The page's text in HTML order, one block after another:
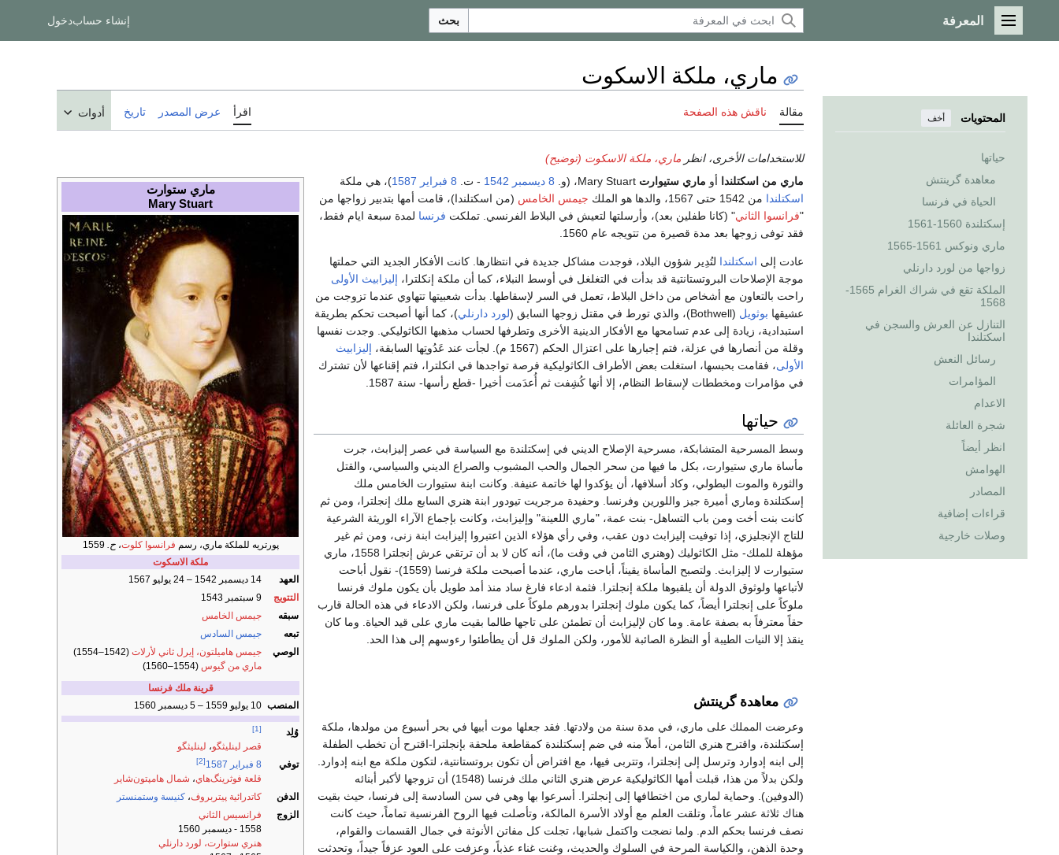
القائمة الرئيسية
المعرفة بحث إنشاء حسابدخول
المحتويات أخف
حياتها
معاهدة گرينتش
الحياة في فرنسا
إسكتلندة 1560-1561
ماري ونوكس 1561-1565
زواجها من لورد دارنلي
الملكة تقع في شراك الغرام 1565-
1568
التنازل عن العرش والسجن في
اسكتلندا
رسائل النعش
المؤامرات
الاعدام
شجرة العائلة
انظر أيضاً
الهوامش
المصادر
قراءات إضافية
وصلات خارجية
ماري، ملكة الاسكوت
مقالة ناقش هذه الصفحة اقرأ عرض المصدر تاريخ أدوات
للاستخدامات الأخرى، انظر ماري، ملكة الاسكوت (توضيح)
ماري ستوارت
Mary Stuart
پورتريه للملكة ماري، رسم فرانسوا كلوت،ح. 1559
ملكة الاسكوت
العهد
14 ديسمبر 1542 – 24 يوليو 1567
التتويج
9 سبتمبر 1543
سبقه
جيمس الخامس
تبعه
جيمس السادس
الوصي
جيمس هاميلتون، إيرل ثاني لأرلات (1542–1554)
ماري من گيوس (1554–1560)
قرينة ملك فرنسا
المنصب 10 يوليو 1559 – 5 ديسمبر 1560
وُلِد [1]
قصر لينليثگو، لينليثگو
توفي
8 فبراير 1587
[2]
قلعة فوثرينگ‌هاي، شمال هامپتون‌شاير
الدفن
كاتدرائية پيتربروف، كنيسة وستمنستر
الزوج
فرانسيس الثاني
1558 - ديسمبر 1560
هنري ستوارت، لورد دارنلي
ماري من اسكتلندا أو ماري ستيوارت 8 ديسمبر 1542 - ت. 8 فبراير 1587)، هي ملكة
اسكتلندا من 1542 حتى 1567، والدها هو الملك جيمس الخامس (من اسكتلندا)، قامت أمها بتدبير زواجها من
"فرانسوا الثاني" (كانا طفلين بعد)، وأرسلتها لتعيش في البلاط الفرنسي. تملكت فرنسا لمدة سبعة ايام فقط،
فقد توفى زوجها بعد مدة قصيرة من تتويجه عام 1560.
عادت إلى اسكتلندا لتُدِير شؤون البلاد، فوجدت مشاكل جديدة في انتظارها. كانت الأفكار الجديد التي حملتها
موجة الإصلاحات البروتستانتية قد بدأت في التغلغل في أوسط النبلاء، كما أن ملكة إنكلترا، إليزابيث الأولى
راحت بالتعاون مع أشخاص من داخل البلاط، تعمل في السر لإسقاطها. بدأت شعبيتها تتهاوي عندما تزوجت من
عشيقها بوثويل (Bothwell)، والذي تورط في مقتل زوجها السابق ( لورد دارنلي)، كما أنها أصبحت تحكم بطريقة
استبدادية، زيادة إلى عدم تسامحها مع الأفكار الدينية الأخرى وتطرفها لحساب مذهبها الكاثوليكي. وجدت نفسها
وقلة من أنصارها في عزلة، فتم إجبارها على اعتزال الحكم (1567 م). لجأت عند عَدُوتِها السابقة،
إليزابيث
الأولى، فقامت بحبسها، استغلت بعض الأطراف الكاثوليكية فرصة تواجدها في انكلترا، فتم إقناعها لأن تشترك
في مؤامرات ومخططات لإسقاط النظام، إلا أنها كُشِفت ثم أُعدَمت أخيرا -قطع رأسها- سنة 1587.
حياتها
وسط المسرحية المتشابكة، مسرحية الإصلاح الديني في إسكتلندة مع السياسة في عصر إليزابث، جرت
مأساة ماري ستيوارت، بكل ما فيها من سحر الجمال والحب المشبوب والصراع الديني والسياسي، والقتل
والثورة والموت البطولي، وكاد أسلافها، أن يؤكدوا لها خاتمة عنيفة. وكانت ابنة ستيوارت الخامس ملك
إسكتلندة وماري أميرة جيز واللورين وفرنسا. وحفيدة مرجريت تيودور ابنة هنري السابع ملك إنجلترا، ومن ثم
كانت بنت أخت ومن باب التساهل- بنت عمة، "ماري اللعينة" وإليزابث، وكانت بإجماع الآراء الوريثة الشرعية
للتاج الإنجليزي، إذا توفيت إليزابث دون عقب، وفي رأي هؤلاء الذين اعتبروا إليزابث ابنة زنى، ومن ثم غير
مؤهلة للملك- مثل الكاثوليك (وهنري الثامن في وقت ما)، أنه كان لا بد أن ترتقي عرش إنجلترا 1558، ماري
ستيوارت لا إليزابث. ولتصبح المأساة يقيناً، أباحت ماري، عندما أصبحت ملكة فرنسا (1559)- نقول أباحت
لأتباعها ولوثوق الدولة أن يلقبوها ملكة إنجلترا. فثمة ادعاء فارغ ساد منذ أمد طويل بأن يكون ملوك فرنسا
ملوكاً على إنجلترا أيضاً، كما يكون ملوك إنجلترا بدورهم ملوكاً على فرنسا، ولكن الادعاء في هذه الحالة قارب
حقاً معترفاً به بصفة عامة. وما كان لإليزابث أن تطمئن على تاجها طالما بقيت ماري على قيد الحياة. وما كان
ينقذ إلا النيات الطيبة أو النظرة الصائبة للأمور، ولكن الملوك قل أن يطأطئوا رءوسهم إلى هذا الحد.
معاهدة گرينتش
وعرضت المملك على ماري، في مدة سنة من ولادتها. فقد جعلها موت أبيها في بحر أسبوع من مولدها، ملكة
إسكتلندة، واقترح هنري الثامن، أملاً منه في ضم إسكتلندة كمقاطعة ملحقة بإنجلترا-اقترح أن تخطب الطفلة
إلى ابنه إدوارد وترسل إلى إنجلترا، وتتربى فيها، مع افتراض أن تكون بروتستانتية، لتكون ملكة مع ابنه إدوارد.
ولكن بدلاً من هذا، قبلت أمها الكاثوليكية عرض هنري الثاني ملك فرنسا (1548) أن تزوجها لأكبر أبنائه
(الدوفين). وحماية لماري من اختطافها إلى إنجلترا. أسرعوا بها وهي في سن السادسة إلى فرنسا، حيث بقيت
هناك ثلاثة عشر عاماً، وتلقت العلم مع أولاد الأسرة المالكة، وتأصلت فيها الروح الفرنسية تماماً، حيث كانت
نصف فرنسا بحكم الدم. ولما نضجت واكتمل شبابها، تجلت كل مفاتن الأنوثة في جمال القسمات والقوام،
وحدة الذهن، والكياسة المرحة في السلوك والحديث، وغنت غناء عذباً، وعزفت على العود عزفاً جيداً، وتحدثت